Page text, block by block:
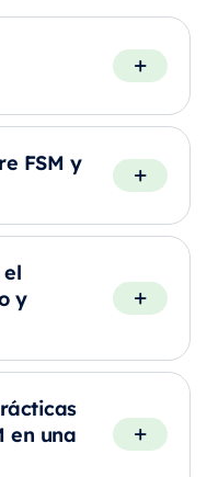
FSM y
y
en una